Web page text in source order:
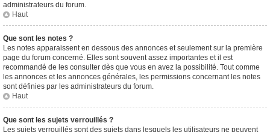
administrateurs du forum.
Haut
Que sont les notes ?
Les notes apparaissent en dessous des annonces et seulement sur la première
page du forum concerné. Elles sont souvent assez importantes et il est
recommandé de les consulter dès que vous en avez la possibilité. Tout comme
les annonces et les annonces générales, les permissions concernant les notes
sont définies par les administrateurs du forum.
Haut
Que sont les sujets verrouillés ?
Les sujets verrouillés sont des sujets dans lesquels les utilisateurs ne peuvent